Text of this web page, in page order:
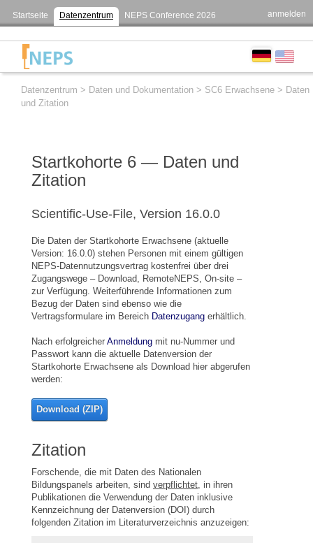
Startseite Datenzentrum NEPS Conference 2026 anmelden
Datenzentrum > Daten und Dokumentation > SC6 Erwachsene > Daten
und Zitation
Startkohorte 6 — Daten und
Zitation
Scientific-Use-File, Version 16.0.0
Die Daten der Startkohorte Erwachsene (aktuelle
Version: 16.0.0) stehen Personen mit einem gültigen
NEPS-Datennutzungsvertrag kostenfrei über drei
Zugangswege – Download, RemoteNEPS, On-site –
zur Verfügung. Weiterführende Informationen zum
Bezug der Daten sind ebenso wie die
Vertragsformulare im Bereich Datenzugang erhältlich.
Nach erfolgreicher Anmeldung mit nu-Nummer und
Passwort kann die aktuelle Datenversion der
Startkohorte Erwachsene als Download hier abgerufen
werden:
Download (ZIP)
Zitation
Forschende, die mit Daten des Nationalen
Bildungspanels arbeiten, sind verpflichtet, in ihren
Publikationen die Verwendung der Daten inklusive
Kennzeichnung der Datenversion (DOI) durch
folgenden Zitation im Literaturverzeichnis anzuzeigen: